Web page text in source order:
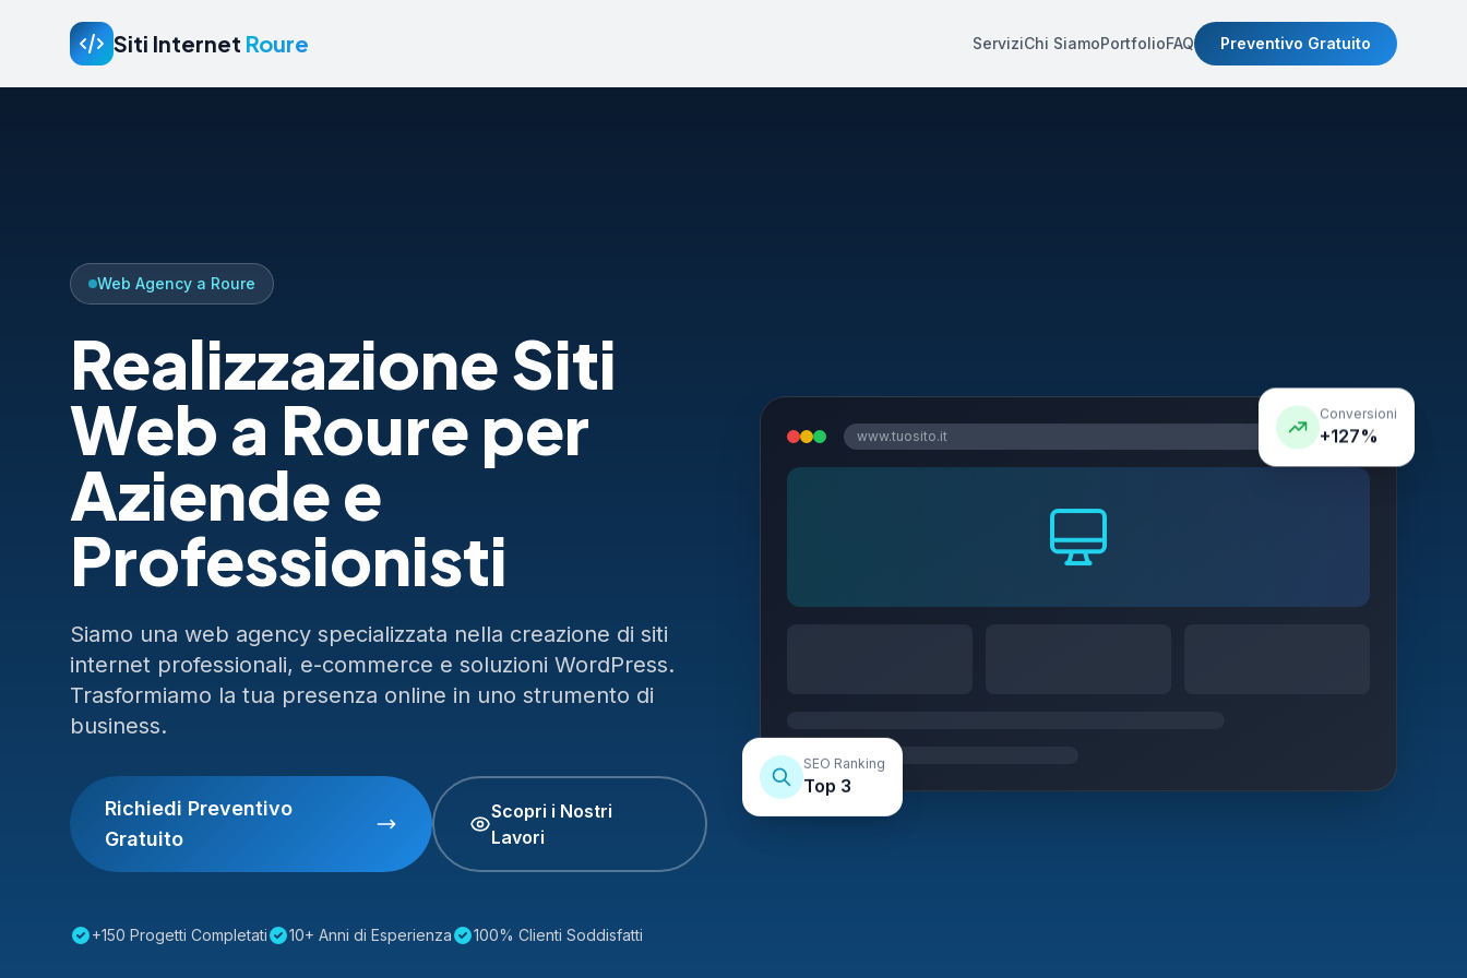
Siti Internet Roure ServiziChi SiamoPortfolioFAQ Preventivo Gratuito
Web Agency a Roure
Realizzazione Siti
Web a Roure per
Aziende e
Professionisti
Siamo una web agency specializzata nella creazione di siti
internet professionali, e-commerce e soluzioni WordPress.
Trasformiamo la tua presenza online in uno strumento di
business.
Richiedi Preventivo
Gratuito
Scopri i Nostri
Lavori
+150 Progetti Completati 10+ Anni di Esperienza 100% Clienti Soddisfatti
www.tuosito.it
Conversioni
+127%
SEO Ranking
Top 3